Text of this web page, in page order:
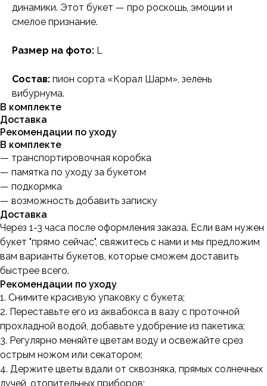
динамики. Этот букет — про роскошь, эмоции и
смелое признание.
Размер на фото: L
Состав: пион сорта «Корал Шарм», зелень
вибурнума.
В комплекте
Доставка
Рекомендации по уходу
В комплекте
— транспортировочная коробка
— памятка по уходу за букетом
— подкормка
— возможность добавить записку
Доставка
Через 1-3 часа после оформления заказа. Если вам нужен
букет "прямо сейчас", свяжитесь с нами и мы предложим
вам варианты букетов, которые сможем доставить
быстрее всего.
Рекомендации по уходу
1. Снимите красивую упаковку с букета;
2. Переставьте его из аквабокса в вазу с проточной
прохладной водой, добавьте удобрение из пакетика;
3. Регулярно меняйте цветам воду и освежайте срез
острым ножом или секатором;
4. Держите цветы вдали от сквозняка, прямых солнечных
лучей, отопительных приборов;